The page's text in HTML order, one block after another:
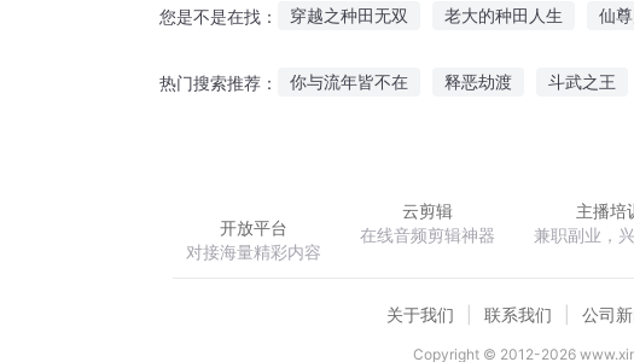
您是不是在找： 穿越之种田无双 老大的种田人生 仙
热门搜索推荐： 你与流年皆不在 释恶劫渡 斗武之王
开放平台
对接海量精彩内容
云剪辑
在线音频剪辑神器
主播培
兼职副业，
关于我们 联系我们 公司
Copyright © 2012-2026